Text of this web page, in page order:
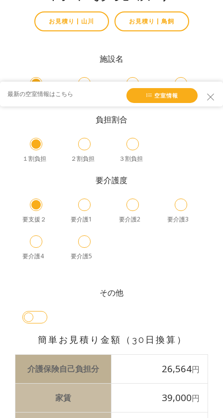
お見積り | 山川 お見積り | 鳥飼
施設名
津福 三潴 やすらぎ 諏訪野
負担割合
１割負担 ２割負担 ３割負担
要介護度
要支援２ 要介護1 要介護2 要介護3
要介護4 要介護5
その他
簡単お見積り金額（30日換算）
介護保険自己負担分 26,564円
家賃 39,000円
最新の空室情報はこちら 空室情報